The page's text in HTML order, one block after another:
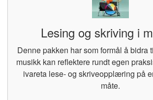
Lesing og skriving i
Denne pakken har som formål å bidra
musikk kan reflektere rundt egen
ivareta lese- og skriveopplæring på
måte.